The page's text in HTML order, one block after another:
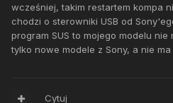
wcześniej, takim restartem kompa
chodzi o sterowniki USB od
program SUS to mojego modelu
tylko nowe modele z Sony, a nie ma
Cytuj